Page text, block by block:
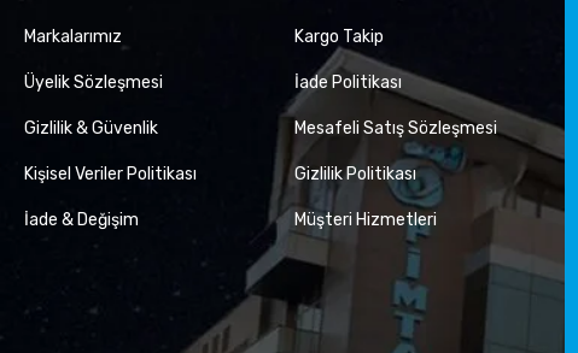
Markalarımız
Üyelik Sözleşmesi
Gizlilik & Güvenlik
Kişisel Veriler Politikası
İade & Değişim
Kargo Takip
İade Politikası
Mesafeli Satış Sözleşmesi
Gizlilik Politikası
Müşteri Hizmetleri